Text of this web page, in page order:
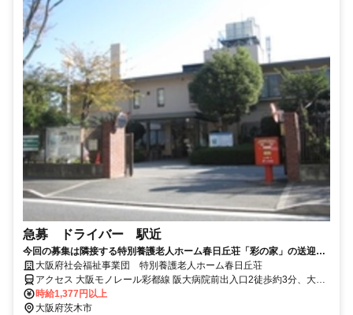
急募 ドライバー 駅近
今回の募集は隣接する特別養護老人ホーム春日丘荘「彩の家」の送迎ド
ライバーです。高齢者（認知症）介護への情熱があれば、特に資格は問
いません。就職一時金２万円支給（その他条件あり）
大阪府社会福祉事業団 特別養護老人ホーム春日丘荘
アクセス 大阪モノレール彩都線 阪大病院前出入口2徒歩約3分、大阪
モノレール彩都線 豊川（大阪府）徒歩約20分、大阪モノレール彩都
線 公園東口徒歩約22分
時給1,377円以上
大阪府茨木市